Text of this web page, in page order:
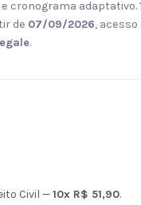
e cronograma adaptativo.
de 07/09/2026, acesso
.
Civil —10x R$ 51,90.